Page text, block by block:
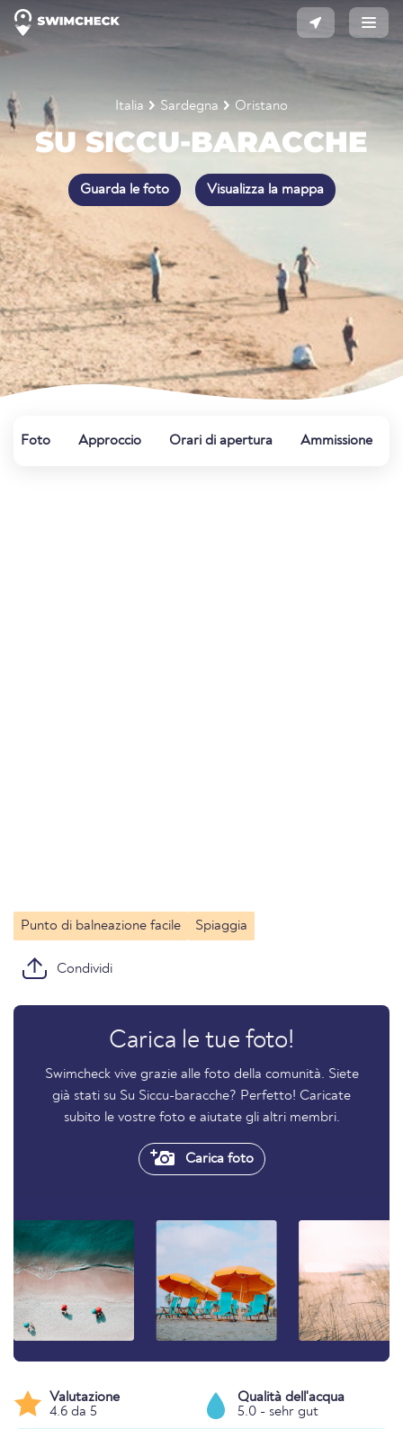
Italia Sardegna Oristano
SU SICCU-BARACCHE
Guarda le foto Visualizza la mappa
Foto Approccio Orari di apertura Ammissione
Punto di balneazione facile Spiaggia
Condividi
Carica le tue foto!
Swimcheck vive grazie alle foto della comunità. Siete
già stati su Su Siccu-baracche? Perfetto! Caricate
subito le vostre foto e aiutate gli altri membri.
Carica foto
Valutazione
4.6 da 5
Qualità dell'acqua
5.0 - sehr gut